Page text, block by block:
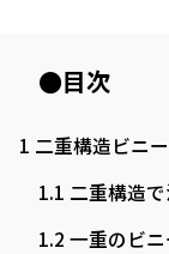
●目次
1 二重構造ビニ
1.1 二重構造
1.2 一重のビ